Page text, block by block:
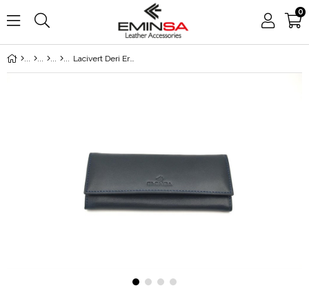
0
Lacivert Deri Erkek Anahtarlık